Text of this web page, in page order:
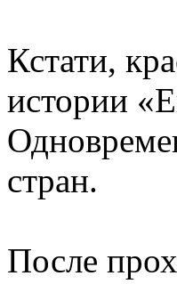
Кстати,
истории
стран.
После